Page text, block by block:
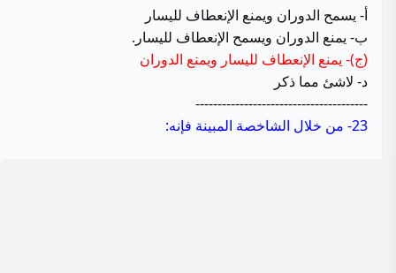
أ- يسمح الدوران ويمنع الإنعطاف لليسار
ب- يمنع الدوران ويسمح الإنعطاف لليسار.
(ج)- يمنع الإنعطاف لليسار ويمنع الدوران
د- لاشئ مما ذكر
---------------------------------------
23- من خلال الشاخصة المبينة فإنه: